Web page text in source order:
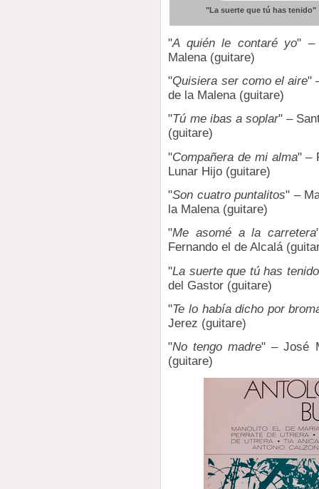
"La suerte que tú has tenido"
"A quién le contaré yo" –
Malena (guitare)
"Quisiera ser como el aire"
de la Malena (guitare)
"Tú me ibas a soplar" –
(guitare)
"Compañera de mi alma" –
Lunar Hijo (guitare)
"Son cuatro puntalitos" –
la Malena (guitare)
"Me asomé a la carretera
Fernando el de Alcalá
"La suerte que tú has tenido
del Gastor (guitare)
"Te lo había dicho por
Jerez (guitare)
"No tengo madre" – José
(guitare)